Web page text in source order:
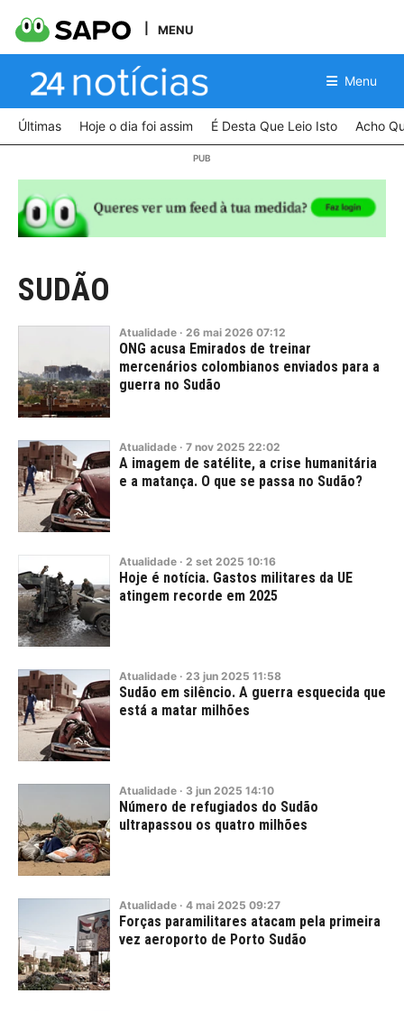
MENU
Menu
Últimas Hoje o dia foi assim É Desta Que Leio Isto Acho
SUDÃO
Atualidade · 26 mai 2026 07:12
ONG acusa Emirados de treinar
mercenários colombianos enviados para a
guerra no Sudão
Atualidade · 7 nov 2025 22:02
A imagem de satélite, a crise humanitária
e a matança. O que se passa no Sudão?
Atualidade · 2 set 2025 10:16
Hoje é notícia. Gastos militares da UE
atingem recorde em 2025
Atualidade · 23 jun 2025 11:58
Sudão em silêncio. A guerra esquecida que
está a matar milhões
Atualidade · 3 jun 2025 14:10
Número de refugiados do Sudão
ultrapassou os quatro milhões
Atualidade · 4 mai 2025 09:27
Forças paramilitares atacam pela primeira
vez aeroporto de Porto Sudão